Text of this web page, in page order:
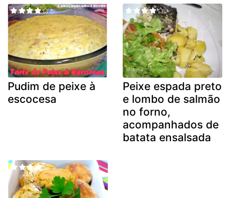
Pudim de peixe à
escocesa
Peixe espada preto
e lombo de salmão
no forno,
acompanhados de
batata ensalsada